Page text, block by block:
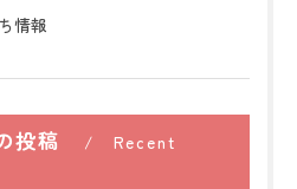
情報
投稿
Recent